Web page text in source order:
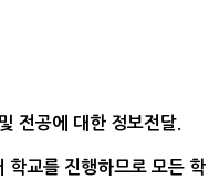
전공에 대한 정보전달.
학교를 진행하므로 모든 학